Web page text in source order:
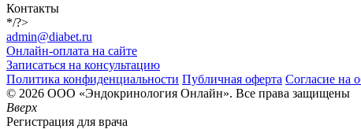
Контакты
*/?>
admin@diabet.ru
Онлайн-оплата на сайте
Записаться на консультацию
Политика конфиденциальности Публичная оферта Согласие на
© 2026 ООО «Эндокринология Онлайн». Все права защищены
Вверх
Регистрация для врача